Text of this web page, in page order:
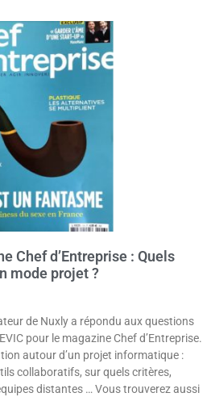
Chef d’Entreprise : Quels
mode projet ?
de Nuxly a répondu aux questions
pour le magazine Chef d’Entreprise.
autour d’un projet informatique :
collaboratifs, sur quels critères,
distantes … Vous trouverez aussi